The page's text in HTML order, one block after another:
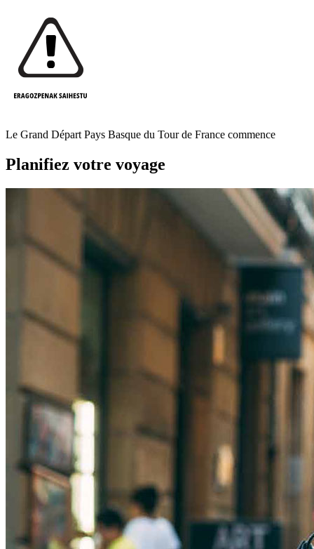
Le Grand Départ Pays Basque du Tour de France commence
Planifiez votre voyage